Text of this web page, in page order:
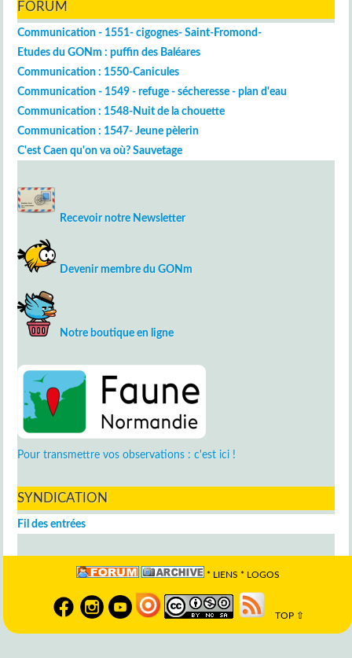
FORUM
Communication - 1551- cigognes- Saint-Fromond-
Etudes du GONm : puffin des Baléares
Communication : 1550-Canicules
Communication - 1549 - refuge - sécheresse - plan d'eau
Communication : 1548-Nuit de la chouette
Communication : 1547- Jeune pèlerin
C'est Caen qu'on va où? Sauvetage
Recevoir notre Newsletter
Devenir membre du GONm
Notre boutique en ligne
Pour transmettre vos observations : c'est ici !
SYNDICATION
Fil des entrées
* LIENS * LOGOS
TOP ⇧